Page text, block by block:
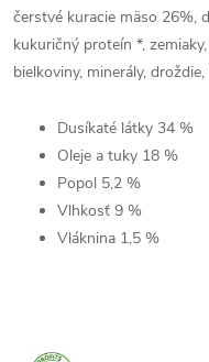
čerstvé kuracie mäso 26%,
kukuričný proteín *,
bielkoviny, minerály,
Dusíkaté látky 34 %
Oleje a tuky 18 %
Popol 5,2 %
Vlhkosť 9 %
Vláknina 1,5 %